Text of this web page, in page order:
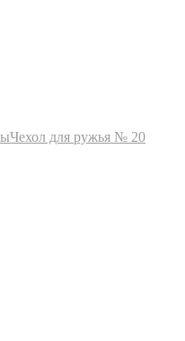
Чехол для ружья № 20